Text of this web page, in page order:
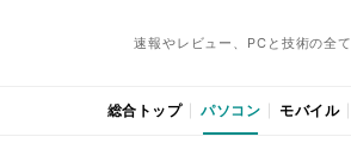
速報やレビュー、PCと技術の全て
総合トップ パソコン モバイル